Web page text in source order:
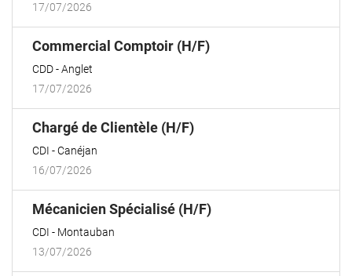
17/07/2026
Commercial Comptoir (H/F)(Nouvelle
CDD
Anglet
17/07/2026
Chargé de Clientèle (H/F)(Nouvelle
CDI
Canéjan
16/07/2026
Mécanicien Spécialisé (H/F)(Nouvelle
CDI
Montauban
13/07/2026